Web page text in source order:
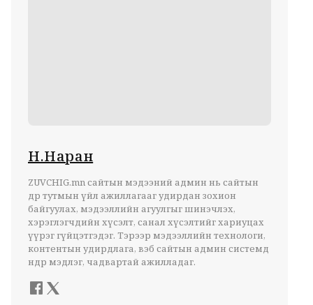
Н.Наран
ZUVCHIG.mn сайтын мэдээний админ нь сайтын
өдөр тутмын үйл ажиллагааг удирдан зохион
байгуулах, мэдээллийн агуулгыг шинэчлэх,
хэрэглэгчдийн хүсэлт, санал хүсэлтийг хариуцах
үүрэг гүйцэтгэдэг. Тэрээр мэдээллийн технологи,
контентын удирдлага, вэб сайтын админ системд
өндөр мэдлэг, чадвартай ажилладаг.